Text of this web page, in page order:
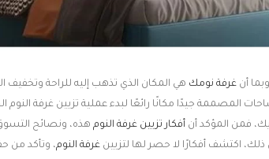
وبما أن غرفة نومك هي المكان الذي تذهب إليه للراحة
المصممة جيدًا مكانًا رائعًا لبدء عملية تزيين غرفة
فمن المؤكد أن أفكار تزيين غرفة النوم هذه، ونصائح
اكتشف أفكارًا لا حصر لها لتزيين غرفة النوم، وتأكد من